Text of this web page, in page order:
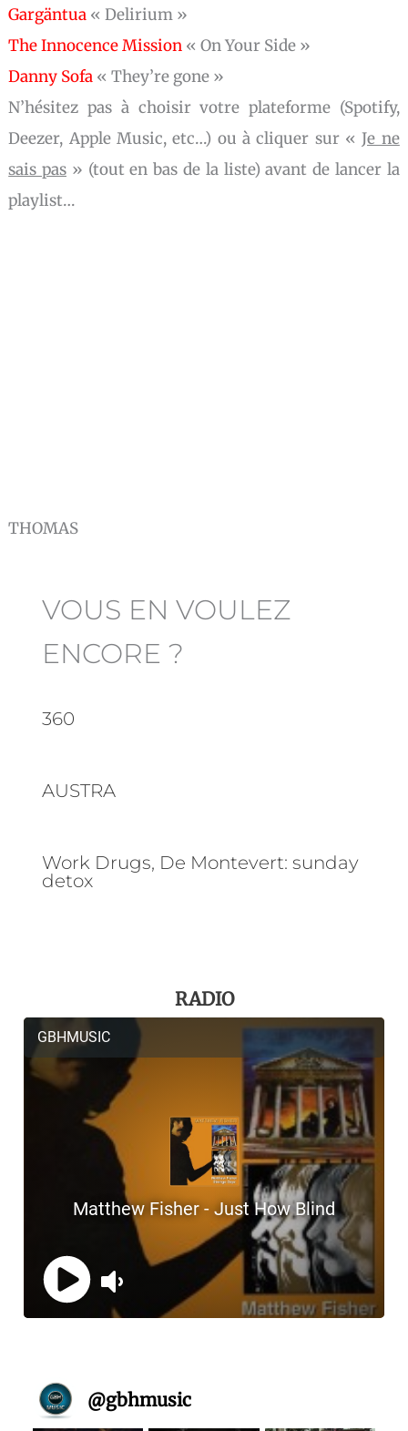
Gargäntua « Delirium »
The Innocence Mission « On Your Side »
Danny Sofa « They’re gone »
N’hésitez pas à choisir votre plateforme (Spotify,
Deezer, Apple Music, etc…) ou à cliquer sur «Je ne
sais pas» (tout en bas de la liste) avant de lancer la
playlist…
THOMAS
VOUS EN VOULEZ
ENCORE ?
360
AUSTRA
Work Drugs, De Montevert: sunday
detox
RADIO
@gbhmusic